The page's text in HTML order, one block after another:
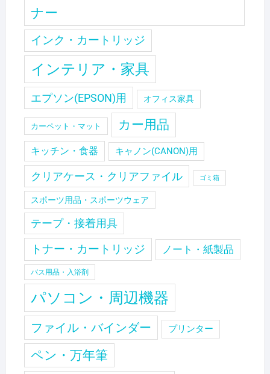
ナー
インク・カートリッジ
インテリア・家具
エプソン(EPSON)用 オフィス家具
カーペット・マット カー用品
キッチン・食器 キャノン(CANON)用
クリアケース・クリアファイル ゴミ箱
スポーツ用品・スポーツウェア
テープ・接着用具
トナー・カートリッジ ノート・紙製品
バス用品・入浴剤
パソコン・周辺機器
ファイル・バインダー プリンター
ペン・万年筆